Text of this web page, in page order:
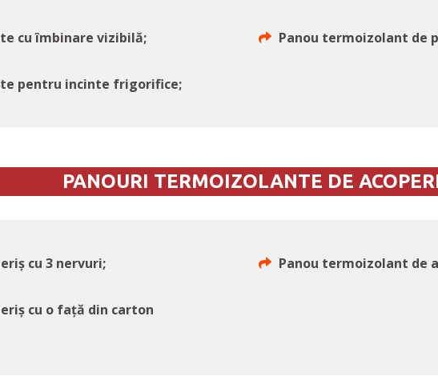
cu îmbinare vizibilă; Panou termoizolant de
pentru incinte frigorifice;
PANOURI TERMOIZOLANTE DE
cu 3 nervuri; Panou termoizolant de
cu o față din carton